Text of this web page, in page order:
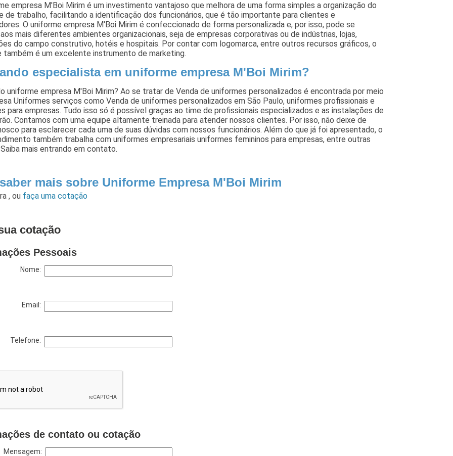
empresa M'Boi Mirim é um investimento vantajoso que melhora de uma forma simples a organização do
de trabalho, facilitando a identificação dos funcionários, que é tão importante para clientes e
O uniforme empresa M'Boi Mirim é confeccionado de forma personalizada e, por isso, pode se
mais diferentes ambientes organizacionais, seja de empresas corporativas ou de indústrias, lojas,
do campo construtivo, hotéis e hospitais. Por contar com logomarca, entre outros recursos gráficos, o
também é um excelente instrumento de marketing.
especialista em uniforme empresa M'Boi Mirim?
uniforme empresa M'Boi Mirim? Ao se tratar de Venda de uniformes personalizados é encontrada por meio
Uniformes serviços como Venda de uniformes personalizados em São Paulo, uniformes profissionais e
para empresas. Tudo isso só é possível graças ao time de profissionais especializados e as instalações de
Contamos com uma equipe altamente treinada para atender nossos clientes. Por isso, não deixe de
para esclarecer cada uma de suas dúvidas com nossos funcionários. Além do que já foi apresentado, o
também trabalha com uniformes empresariais uniformes femininos para empresas, entre outras
mais entrando em contato.
mais sobre Uniforme Empresa M'Boi Mirim
,ou faça uma cotação
cotação
Pessoais
Nome:
Email:
Telefone:
de contato ou cotação
Mensagem: